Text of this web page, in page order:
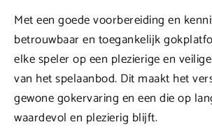
Met een goede voorbereiding en
betrouwbaar en toegankelijk
elke speler op een plezierige en
van het spelaanbod. Dit maakt het
gewone gokervaring en een die op
waardevol en plezierig blijft.